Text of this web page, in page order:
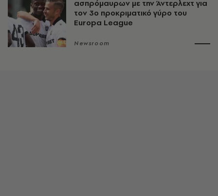
ασπρόμαυρων με την Άντερλεχτ για
τον 3ο προκριματικό γύρο του
Europa League
Newsroom